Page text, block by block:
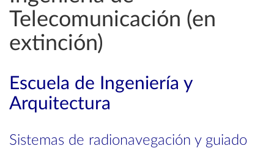
Telecomunicación (en
extinción)
Escuela de Ingeniería y
Arquitectura
Sistemas de radionavegación y guiado